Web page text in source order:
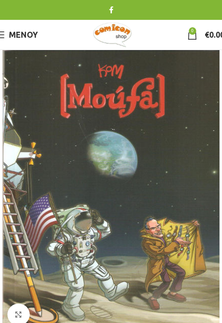
ΜΕΝΟΎ 0 €
Κλικ για μεγέθυνση